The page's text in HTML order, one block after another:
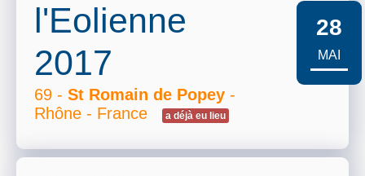
l'Eolienne
2017
69 - St Romain de Popey -
Rhône - France
a déjà eu lieu
28
MAI